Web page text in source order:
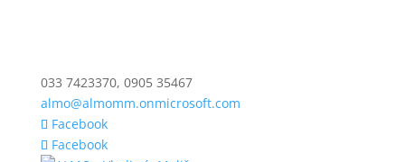
033 7423370, 0905 35467
almo@almomm.onmicrosoft.com
Facebook
Facebook